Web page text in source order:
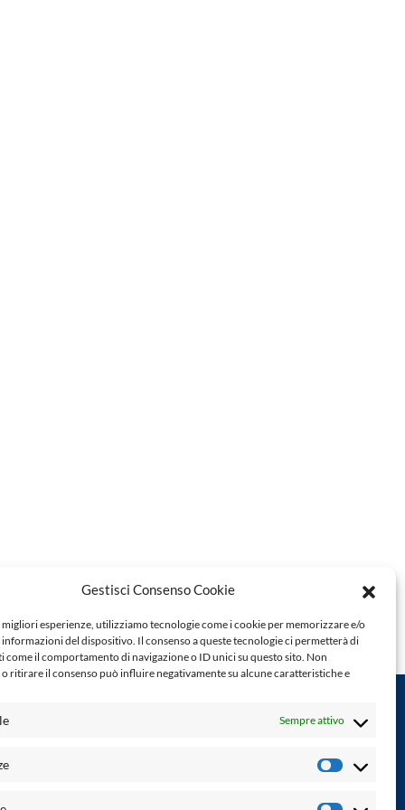
Gestisci Consenso Cookie
esperienze, utilizziamo tecnologie come i cookie per memorizzare e/o
informazioni del dispositivo. Il consenso a queste tecnologie ci permetterà di
come il comportamento di navigazione o ID unici su questo sito. Non
ritirare il consenso può influire negativamente su alcune caratteristiche e
Sempre attivo